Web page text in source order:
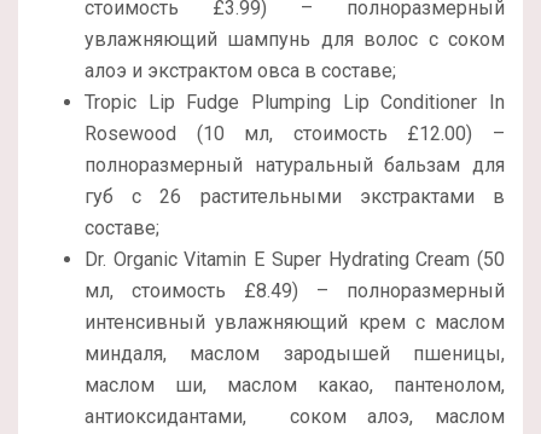
стоимость £3.99) – полноразмерный
увлажняющий шампунь для волос с соком
алоэ и экстрактом овса в составе;
Tropic Lip Fudge Plumping Lip Conditioner In
Rosewood (10 мл, стоимость £12.00) –
полноразмерный натуральный бальзам для
губ с 26 растительными экстрактами в
составе;
Dr. Organic Vitamin E Super Hydrating Cream (50
мл, стоимость £8.49) – полноразмерный
интенсивный увлажняющий крем с маслом
миндаля, маслом зародышей пшеницы,
маслом ши, маслом какао, пантенолом,
антиоксидантами, соком алоэ, маслом